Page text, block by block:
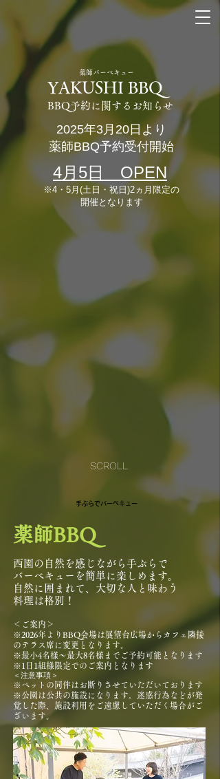
薬師バーベキュー
YAKUSHI BBQ
BBQ予約に関するお知らせ
2025年3月20日より
​薬師BBQ予約受付開始
​4月5日 OPEN​
※4・5月(土日・祝日)2ヵ月限定の
開催となります
SCROLL
​手ぶらでバーベキュー
薬師BBQ
西園の自然を感じながら手ぶらで
バーベキューを簡単に楽しめます。
自然に囲まれて、大切な人と味わう
料理は格別！
＜ご案内＞
​※2026年よりBBQ会場は展望台広場からカフェ隣接
のテラス席に変更となります。
※最小4名様～最大8名様までご予約可能となります
※1日1組様限定でのご案内となります
​＜注意事項＞
※ペットの同伴はお断りさせていただいております
※公園は公共の施設になります。迷惑行為などが発
覚した際、施設利用をご遠慮していただく場合がご
ざいます。